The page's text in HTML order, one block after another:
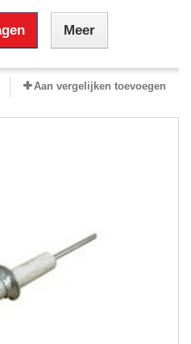
Meer
Aan vergelijken toevoegen